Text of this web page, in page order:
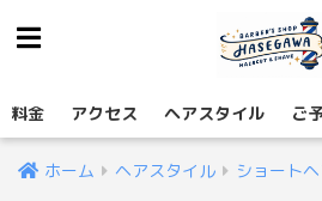
料金 アクセス ヘアスタイル ご
ホーム ヘアスタイル ショート